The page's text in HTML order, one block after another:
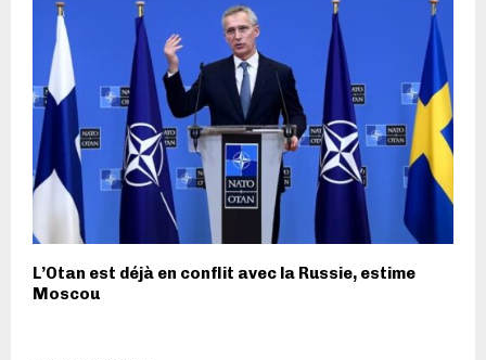
L’Otan est déjà en conflit avec la Russie, estime
Moscou